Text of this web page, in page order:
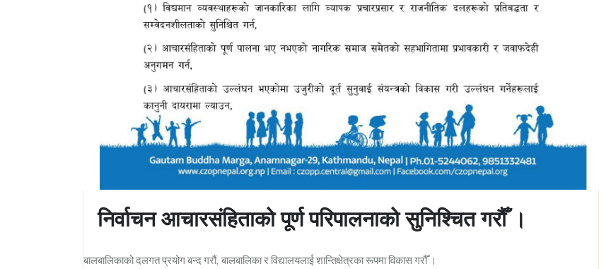
निर्वाचन आचारसंहिताको पूर्ण परिपालनाको सुनिश्चित गरौँ ।
बालबालिकाको दलगत प्रयोग बन्द गरौं, बालबालिका र विद्यालयलाई शान्तिक्षेत्रका रूपमा विकास गरौँ ।